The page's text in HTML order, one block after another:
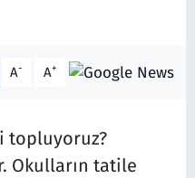
A- A+
topluyoruz?
Okulların tatile